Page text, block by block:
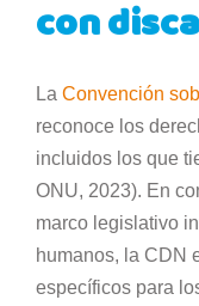
con
La Convención
reconoce los
incluidos los que
ONU, 2023). En
marco legislativo
humanos, la CDN
específicos para